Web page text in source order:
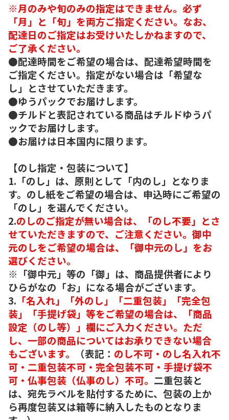
※月のみや旬のみの指定はできません。必ず
「月」と「旬」を両方ご指定ください。なお、
配達日のご指定はお受けいたしかねますので、
ご了承ください。
●配達時間をご希望の場合は、配達希望時間を
ご指定ください。指定がない場合は「希望な
し」とさせていただきます。
●ゆうパックでお届けします。
●チルドと表記されている商品はチルドゆうパ
ックでお届けします。
●お届けは日本国内に限ります。
【のし指定・包装について】
1.「のし」は、原則として「内のし」となりま
す。のし紙をご希望の場合は、申込時にご希望の
「のし」を選んでください。
2.のしのご指定が無い場合は、「のし不要」とさ
せていただきますので、ご注意ください。御中
元のしをご希望の場合は、「御中元のし」をお
選びください。
※「御中元」等の「御」は、商品提供者により
ひらがなの「お」になる場合がございます。
3. 「名入れ」「外のし」「二重包装」「完全包
装」「手提げ袋」等をご希望の場合は、「商品
設定（のし等）」欄にご入力ください。ただ
し、一部の商品についてはお承りできない場合
もございます。
（表記： のし不可・のし名入れ不
可・二重包装不可・完全包装不可・手提げ袋不
可・仏事包装（仏事のし）不可。 二重包装と
は、宛先ラベルを貼付するために、包装の上か
ら再度包装又は箱等に納入したものとなりま